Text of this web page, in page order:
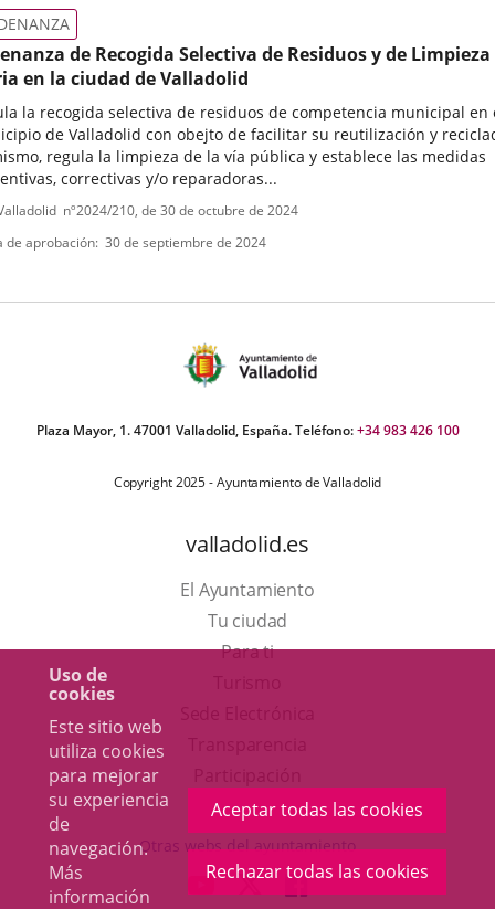
Uso de
cookies
Este sitio web
utiliza cookies
para mejorar
su experiencia
de
navegación.
Más
información
Aceptar todas las cookies
Rechazar todas las cookies
de Recogida Selectiva de Residuos y de Limpieza
en la ciudad de Valladolid
la recogida selectiva de residuos de competencia municipal en
de Valladolid con obejto de facilitar su reutilización y
regula la limpieza de la vía pública y establece las medidas
correctivas y/o reparadoras...
nº2024/210, de 30 de octubre de 2024
de aprobación 30 de septiembre de 2024
Plaza Mayor, 1. 47001 Valladolid, España. Teléfono:+34 983 426 100
Copyright 2025 - Ayuntamiento de Valladolid
valladolid.es
El Ayuntamiento
Tu ciudad
Para ti
en
una
ventana
nueva.
aplicación
externa.
Otras webs del ayuntamiento
ENLACEENLACEENLACE